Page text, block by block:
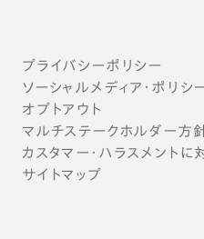
プライバシーポリシー
ソーシャルメディア・ポリシ
オプトアウト
マルチステークホルダー方
カスタマー・ハラスメント
サイトマップ